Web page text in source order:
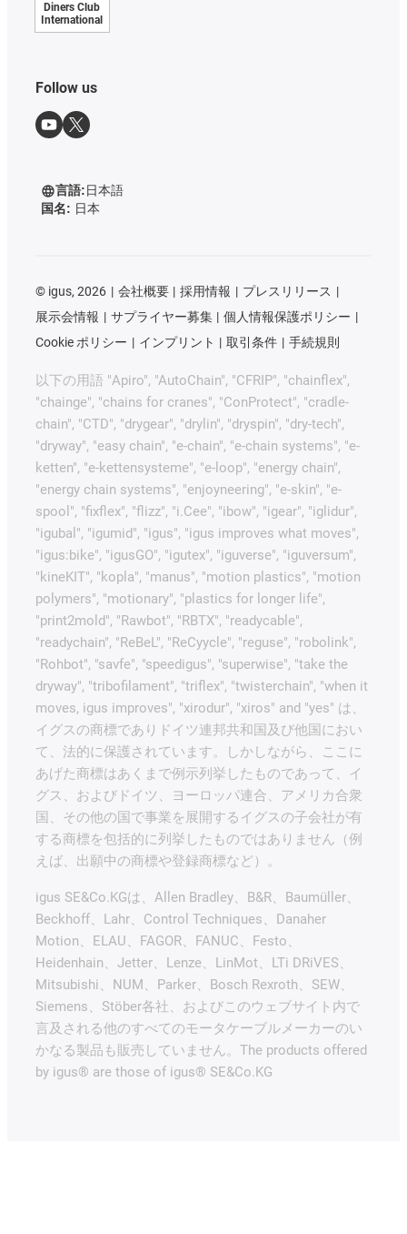
Diners Club
International
Follow us
言語:日本語
国名: 日本
© igus, 2026 会社概要 採用情報
プレスリリース
展示会情報
サプライヤー募集
個人情報保護ポリシー
Cookie ポリシー
インプリント 取引条件 手続規則
以下の用語 "Apiro", "AutoChain", "CFRIP", "chainflex",
"chainge", "chains for cranes", "ConProtect", "cradle-
chain", "CTD", "drygear", "drylin", "dryspin", "dry-tech",
"dryway", "easy chain", "e-chain", "e-chain systems", "e-
ketten", "e-kettensysteme", "e-loop", "energy chain",
"energy chain systems", "enjoyneering", "e-skin", "e-
spool", "fixflex", "flizz", "i.Cee", "ibow", "igear", "iglidur",
"igubal", "igumid", "igus", "igus improves what moves",
"igus:bike", "igusGO", "igutex", "iguverse", "iguversum",
"kineKIT", "kopla", "manus", "motion plastics", "motion
polymers", "motionary", "plastics for longer life",
"print2mold", "Rawbot", "RBTX", "readycable",
"readychain", "ReBeL", "ReCyycle", "reguse", "robolink",
"Rohbot", "savfe", "speedigus", "superwise", "take the
dryway", "tribofilament", "triflex", "twisterchain", "when it
moves, igus improves", "xirodur", "xiros" and "yes" は、
イグスの商標でありドイツ連邦共和国及び他国におい
て、法的に保護されています。しかしながら、ここに
あげた商標はあくまで例示列挙したものであって、イ
グス、およびドイツ、ヨーロッパ連合、アメリカ合衆
国、その他の国で事業を展開するイグスの子会社が有
する商標を包括的に列挙したものではありません（例
えば、出願中の商標や登録商標など）。
igus SE&Co.KGは、Allen Bradley、B&R、Baumüller、
Beckhoff、Lahr、Control Techniques、Danaher
Motion、ELAU、FAGOR、FANUC、Festo、
Heidenhain、Jetter、Lenze、LinMot、LTi DRiVES、
Mitsubishi、NUM、Parker、Bosch Rexroth、SEW、
Siemens、Stöber各社、およびこのウェブサイト内で
言及される他のすべてのモータケーブルメーカーのい
かなる製品も販売していません。The products offered
by igus® are those of igus® SE&Co.KG